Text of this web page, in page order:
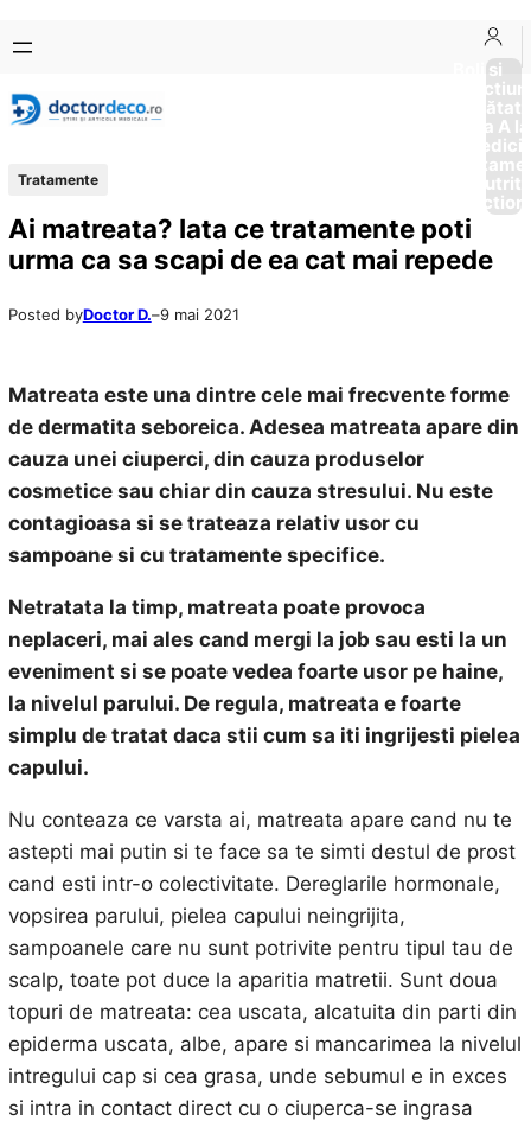
conținut
content
Boli si
Afectiuni
Sănătate
de la A
Tratamente
Ai matreata? Iata ce tratamente poti
urma ca sa scapi de ea cat mai repede
Posted byDoctor D.–9 mai 2021
Matreata este una dintre cele mai frecvente forme
de dermatita seboreica. Adesea matreata apare din
cauza unei ciuperci, din cauza produselor
cosmetice sau chiar din cauza stresului. Nu este
contagioasa si se trateaza relativ usor cu
sampoane si cu tratamente specifice.
Netratata la timp, matreata poate provoca
neplaceri, mai ales cand mergi la job sau esti la un
eveniment si se poate vedea foarte usor pe haine,
la nivelul parului. De regula, matreata e foarte
simplu de tratat daca stii cum sa iti ingrijesti pielea
capului.
Nu conteaza ce varsta ai, matreata apare cand nu te
astepti mai putin si te face sa te simti destul de prost
cand esti intr-o colectivitate. Dereglarile hormonale,
vopsirea parului, pielea capului neingrijita,
sampoanele care nu sunt potrivite pentru tipul tau de
scalp, toate pot duce la aparitia matretii. Sunt doua
topuri de matreata: cea uscata, alcatuita din parti din
epiderma uscata, albe, apare si mancarimea la nivelul
intregului cap si cea grasa, unde sebumul e in exces
si intra in contact direct cu o ciuperca-se ingrasa